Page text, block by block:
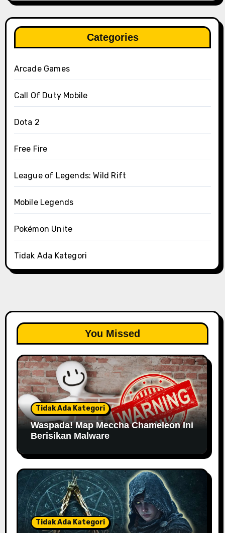
Categories
Arcade Games
Call Of Duty Mobile
Dota 2
Free Fire
League of Legends: Wild Rift
Mobile Legends
Pokémon Unite
Tidak Ada Kategori
You Missed
Tidak Ada Kategori
Waspada! Map Meccha Chameleon Ini
Berisikan Malware
Tidak Ada Kategori